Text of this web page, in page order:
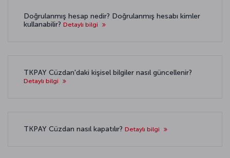
Doğrulanmış hesap nedir? Doğrulanmış hesabı kimler
kullanabilir? Detaylı bilgi
TKPAY Cüzdan'daki kişisel bilgiler nasıl güncellenir?
Detaylı bilgi
TKPAY Cüzdan nasıl kapatılır? Detaylı bilgi